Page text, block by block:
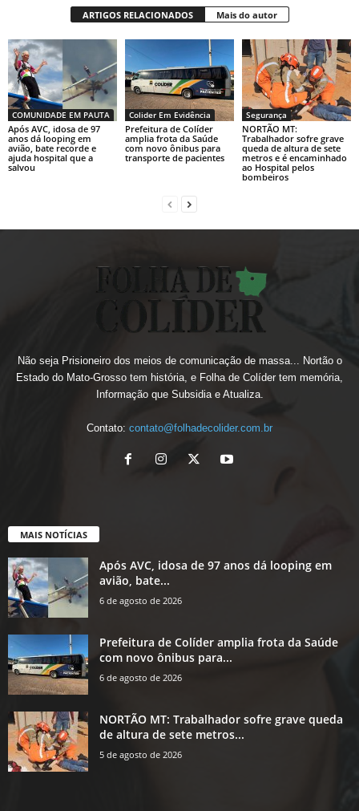
ARTIGOS RELACIONADOS Mais do autor
COMUNIDADE EM PAUTA
Após AVC, idosa de 97
anos dá looping em
avião, bate recorde e
ajuda hospital que a
salvou
Colider Em Evidência
Prefeitura de Colíder
amplia frota da Saúde
com novo ônibus para
transporte de pacientes
Segurança
NORTÃO MT:
Trabalhador sofre grave
queda de altura de sete
metros e é encaminhado
ao Hospital pelos
bombeiros
Não seja Prisioneiro dos meios de comunicação de massa... Nortão o
Estado do Mato-Grosso tem história, e Folha de Colíder tem memória,
Informação que Subsidia e Atualiza.
Contato: contato@folhadecolider.com.br
MAIS NOTÍCIAS
Após AVC, idosa de 97 anos dá looping em
avião, bate...
6 de agosto de 2026
Prefeitura de Colíder amplia frota da Saúde
com novo ônibus para...
6 de agosto de 2026
NORTÃO MT: Trabalhador sofre grave queda
de altura de sete metros...
5 de agosto de 2026